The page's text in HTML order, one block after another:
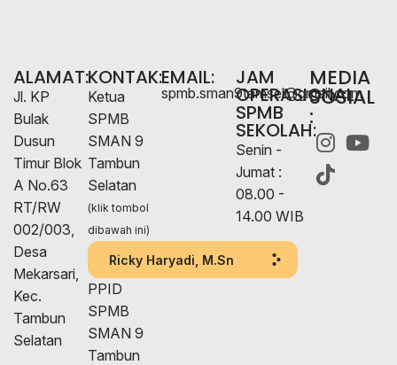
ALAMAT:
Jl. KP
Bulak
Dusun
Timur Blok
A No.63
RT/RW
002/003,
Desa
Mekarsari,
Kec.
Tambun
Selatan
KONTAK:
Ketua
SPMB
SMAN 9
Tambun
Selatan
(klik tombol
dibawah ini)
Ricky Haryadi, M.Sn
PPID
SPMB
SMAN 9
Tambun
EMAIL:
spmb.sman9tamsel@gmail.com
JAM
OPERASIONAL
SPMB
SEKOLAH:
Senin -
Jumat :
08.00 -
14.00 WIB
MEDIA
SOSIAL
: